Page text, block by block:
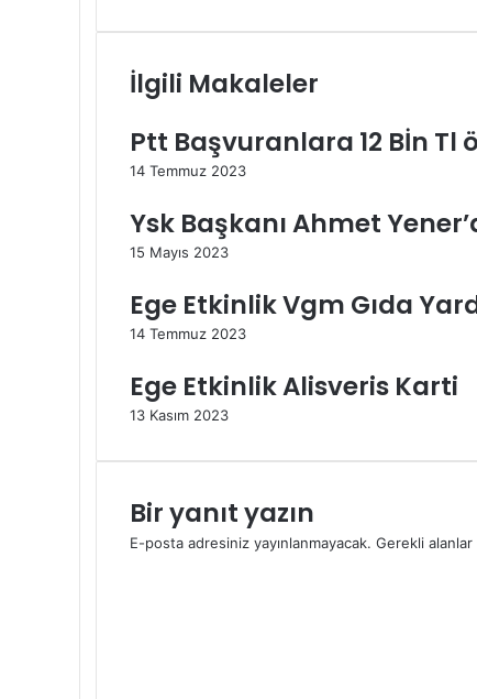
İlgili Makaleler
Ptt Başvuranlara 12 Bİn Tl
14 Temmuz 2023
Ysk Başkanı Ahmet
15 Mayıs 2023
Ege Etkinlik Vgm Gıda
14 Temmuz 2023
Ege Etkinlik Alisveris Karti
13 Kasım 2023
Bir yanıt yazın
E-posta adresiniz yayınlanmayacak. Gerekli alanlar